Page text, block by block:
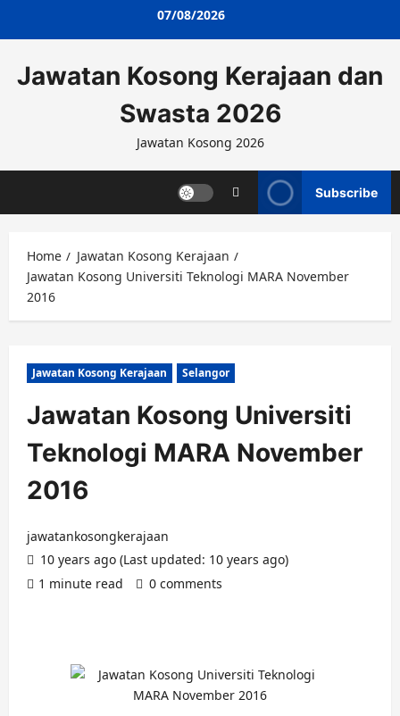
07/08/2026
Jawatan Kosong Kerajaan dan
Swasta 2026
Jawatan Kosong 2026
Subscribe
Home
Jawatan Kosong Kerajaan
Jawatan Kosong Universiti Teknologi MARA November
2016
Jawatan Kosong Kerajaan Selangor
Jawatan Kosong Universiti
Teknologi MARA November
2016
jawatankosongkerajaan
10 years ago (Last updated: 10 years ago)
1 minute read
0 comments